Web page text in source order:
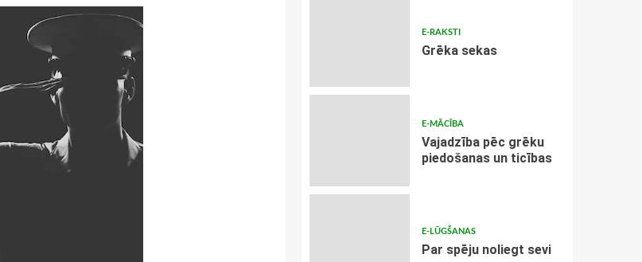
E-RAKSTI
Grēka sekas
E-MĀCĪBA
Vajadzība pēc grēku
piedošanas un ticības
E-LŪGŠANAS
Par spēju noliegt sevi